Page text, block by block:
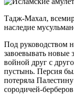
Тадж-Махал,
наследие
Под руководством
завоевывать
войной друг с
пустынь. Персия
потеряла
сородичей-